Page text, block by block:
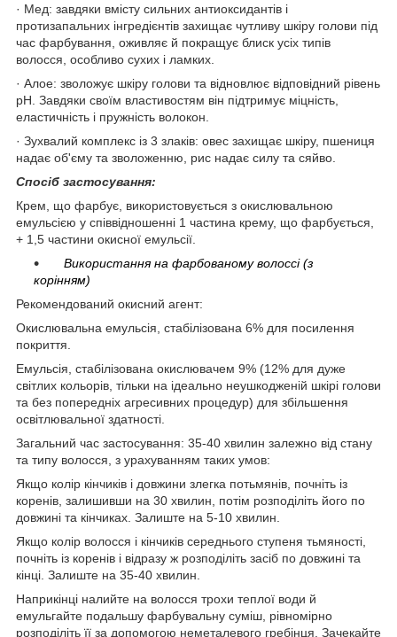
· Мед: завдяки вмісту сильних антиоксидантів і
протизапальних інгредієнтів захищає чутливу шкіру голови під
час фарбування, оживляє й покращує блиск усіх типів
волосся, особливо сухих і ламких.
· Алое: зволожує шкіру голови та відновлює відповідний рівень
pH. Завдяки своїм властивостям він підтримує міцність,
еластичність і пружність волокон.
· Зухвалий комплекс із 3 злаків: овес захищає шкіру, пшениця
надає об'єму та зволоженню, рис надає силу та сяйво.
Спосіб застосування:
Крем, що фарбує, використовується з окислювальною
емульсією у співвідношенні 1 частина крему, що фарбується,
+ 1,5 частини окисної емульсії.
Використання на фарбованому волоссі (з
корінням)
Рекомендований окисний агент:
Окислювальна емульсія, стабілізована 6% для посилення
покриття.
Емульсія, стабілізована окислювачем 9% (12% для дуже
світлих кольорів, тільки на ідеально неушкодженій шкірі голови
та без попередніх агресивних процедур) для збільшення
освітлювальної здатності.
Загальний час застосування: 35-40 хвилин залежно від стану
та типу волосся, з урахуванням таких умов:
Якщо колір кінчиків і довжини злегка потьмянів, почніть із
коренів, залишивши на 30 хвилин, потім розподіліть його по
довжині та кінчиках. Залиште на 5-10 хвилин.
Якщо колір волосся і кінчиків середнього ступеня тьмяності,
почніть із коренів і відразу ж розподіліть засіб по довжині та
кінці. Залиште на 35-40 хвилин.
Наприкінці налийте на волосся трохи теплої води й
емульгайте подальшу фарбувальну суміш, рівномірно
розподіліть її за допомогою неметалевого гребінця. Зачекайте